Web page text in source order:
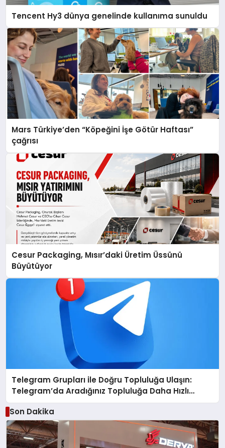
Tencent Hy3 dünya genelinde kullanıma sunuldu
Mars Türkiye’den “Köpeğini İşe Götür Haftası”
çağrısı
Cesur Packaging, Mısır’daki Üretim Üssünü
Büyütüyor
Telegram Grupları ile Doğru Topluluğa Ulaşın:
Telegram’da Aradığınız Topluluğa Daha Hızlı
Ulaşın
Son Dakika